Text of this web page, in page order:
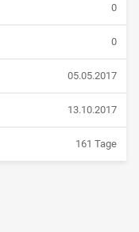
0
0
05.05.2017
13.10.2017
161 Tage